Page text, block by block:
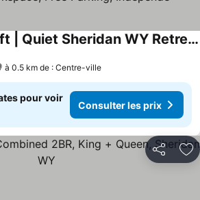
The Carriage Loft | Quiet Sheridan WY Retreat by Kendrick Park | King Bed, Queen Sleeper Sofa, Fast WiFi, Dedicated Workspace, Free Parking, Independe
à 0.5 km de : Centre-ville
pour voir
Consulter les prix
Partager